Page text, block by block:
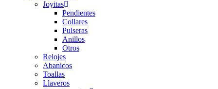
Joyitas
Pendientes
Collares
Pulseras
Anillos
Otros
Relojes
Abanicos
Toallas
Llaveros